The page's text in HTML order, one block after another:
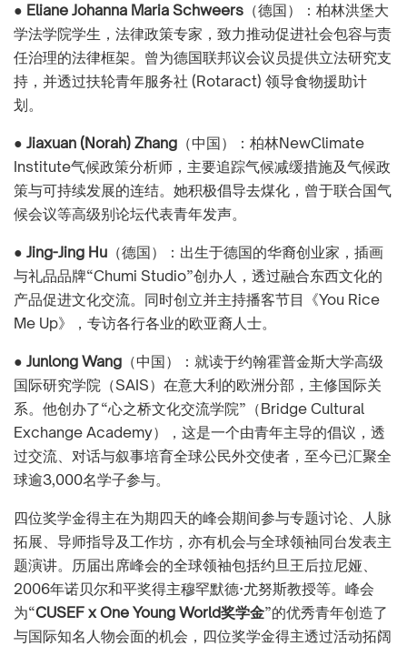
● Eliane Johanna Maria Schweers （德国）：柏林洪堡大
学法学院学生，法律政策专家，致力推动促进社会包容与责
任治理的法律框架。曾为德国联邦议会议员提供立法研究支
持，并透过扶轮青年服务社 (Rotaract) 领导食物援助计
划。
● Jiaxuan (Norah) Zhang （中国）：柏林NewClimate
Institute气候政策分析师，主要追踪气候减缓措施及气候政
策与可持续发展的连结。她积极倡导去煤化，曾于联合国气
候会议等高级别论坛代表青年发声。
● Jing-Jing Hu （德国）：出生于德国的华裔创业家，插画
与礼品品牌“Chumi Studio”创办人，透过融合东西文化的
产品促进文化交流。同时创立并主持播客节目《You Rice
Me Up》，专访各行各业的欧亚裔人士。
● Junlong Wang （中国）：就读于约翰霍普金斯大学高级
国际研究学院（SAIS）在意大利的欧洲分部，主修国际关
系。他创办了“心之桥文化交流学院”（Bridge Cultural
Exchange Academy），这是一个由青年主导的倡议，透
过交流、对话与叙事培育全球公民外交使者，至今已汇聚全
球逾3,000名学子参与。
四位奖学金得主在为期四天的峰会期间参与专题讨论、人脉
拓展、导师指导及工作坊，亦有机会与全球领袖同台发表主
题演讲。历届出席峰会的全球领袖包括约旦王后拉尼娅、
2006年诺贝尔和平奖得主穆罕默德·尤努斯教授等。峰会
为“CUSEF x One Young World奖学金”的优秀青年创造了
与国际知名人物会面的机会，四位奖学金得主透过活动拓阔